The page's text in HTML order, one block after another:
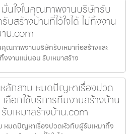
มั่นใจในคุณภาพงานบริษัทรับ
บสร้างบ้านที่ไว้ใจได้ ไม่ทิ้งงาน
น.com
คุณภาพงานบริษัทรับเหมาก่อสร้างและ
งงานแน่นอน รับเหมาสร้าง
ลักสาม หมดปัญหาเรื่องปวด
ลือกใช้บริการทีมงานสร้างบ้าน
บเหมาสร้างบ้าน.com
หมดปัญหาเรื่องปวดหัวกับผู้รับเหมาทิ้ง